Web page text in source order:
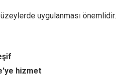
uygulanması önemlidir.
hizmet